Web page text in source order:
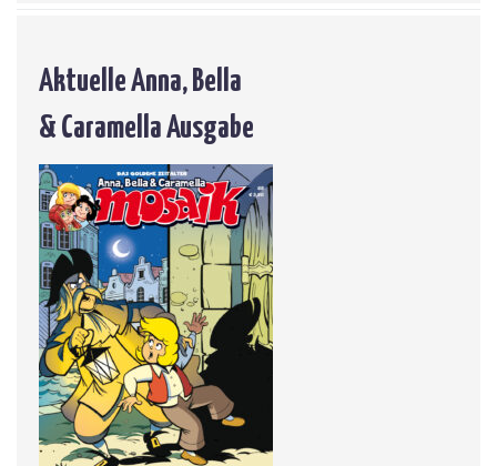
Aktuelle Anna, Bella
& Caramella Ausgabe